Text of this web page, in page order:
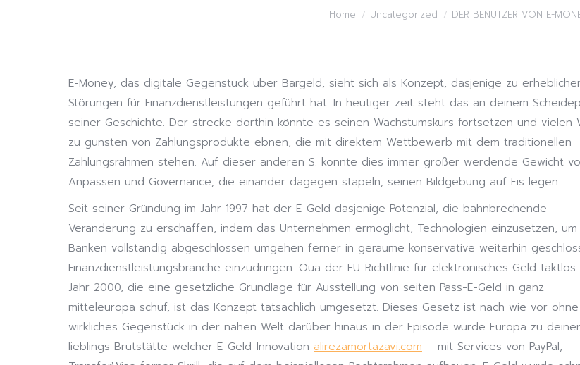
Home Uncategorized DER BENUTZER VON E-
E-Money, das digitale Gegenstück über Bargeld, sieht sich als Konzept, dasjenige zu
Störungen für Finanzdienstleistungen geführt hat. In heutiger zeit steht das an deinem
seiner Geschichte. Der strecke dorthin könnte es seinen Wachstumskurs fortsetzen und vielen
zu gunsten von Zahlungsprodukte ebnen, die mit direktem Wettbewerb mit dem traditionellen
Zahlungsrahmen stehen. Auf dieser anderen S. könnte dies immer größer werdende Gewicht
Anpassen und Governance, die einander dagegen stapeln, seinen Bildgebung auf Eis legen.
Seit seiner Gründung im Jahr 1997 hat der E-Geld dasjenige Potenzial, die bahnbrechende
Veränderung zu erschaffen, indem das Unternehmen ermöglicht, Technologien einzusetzen,
Banken vollständig abgeschlossen umgehen ferner in geraume konservative weiterhin
Finanzdienstleistungsbranche einzudringen. Qua der EU-Richtlinie für elektronisches Geld taktlos
Jahr 2000, die eine gesetzliche Grundlage für Ausstellung von seiten Pass-E-Geld in ganz
mitteleuropa schuf, ist das Konzept tatsächlich umgesetzt. Dieses Gesetz ist nach wie vor ohne
wirkliches Gegenstück in der nahen Welt darüber hinaus in der Episode wurde Europa zu deiner
lieblings Brutstätte welcher E-Geld-Innovation alirezamortazavi.com – mit Services von PayPal,